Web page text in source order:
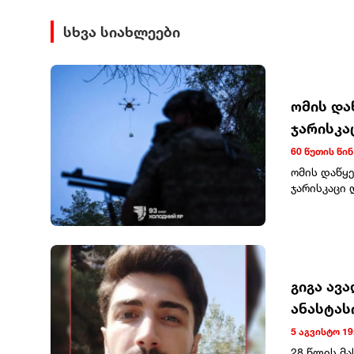
სხვა სიახლეები
ომის
60 წუთის წინ
ომის
ჯარისკაცი
266 (+1
34 (+0).
682 (+416),
გიგა
5 აგვისტო